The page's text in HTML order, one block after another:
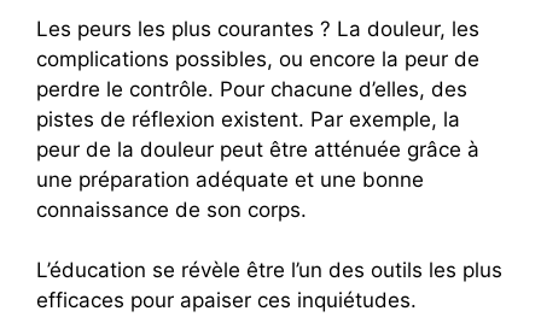
Les peurs les plus courantes ? La douleur, les
complications possibles, ou encore la peur de
perdre le contrôle. Pour chacune d’elles, des
pistes de réflexion existent. Par exemple, la
peur de la douleur peut être atténuée grâce à
une préparation adéquate et une bonne
connaissance de son corps.
L’éducation se révèle être l’un des outils les plus
efficaces pour apaiser ces inquiétudes.